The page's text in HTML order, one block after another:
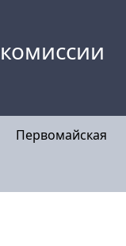
Первомайская